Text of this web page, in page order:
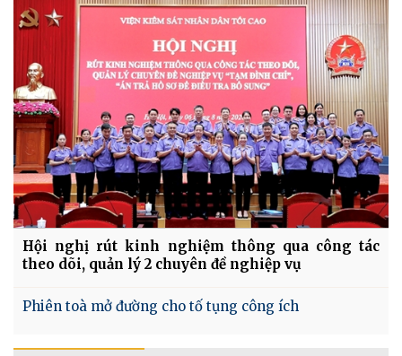
Hội nghị rút kinh nghiệm thông qua công tác
theo dõi, quản lý 2 chuyên đề nghiệp vụ
Phiên toà mở đường cho tố tụng công ích